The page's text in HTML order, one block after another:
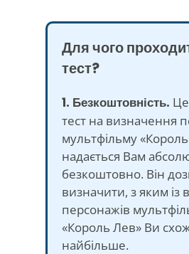
Для чого
тест?
1. Безкоштовність.
тест на визначення
мультфільму
надається Вам
безкоштовно. Він
визначити, з яким із
персонажів
«Король Лев» Ви
найбільше.